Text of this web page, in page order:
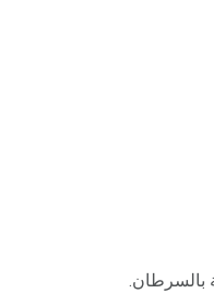
بالسرطان.